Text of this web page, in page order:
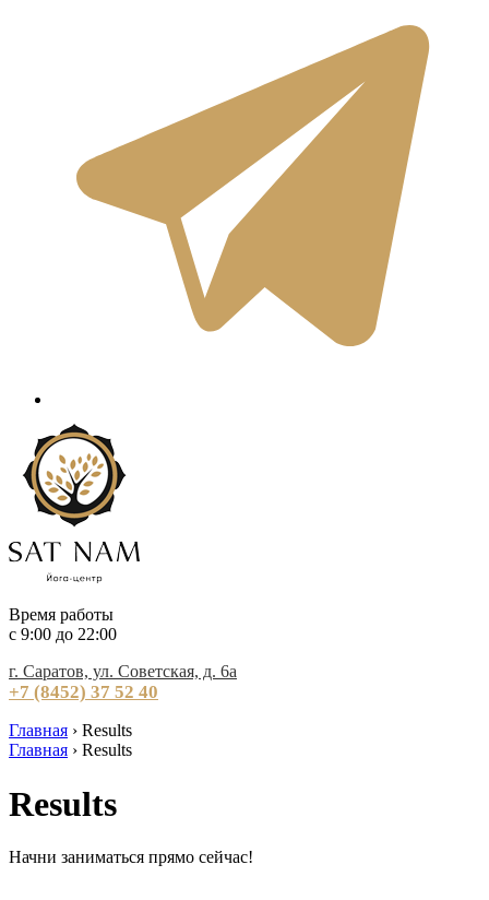
Время работы
c 9:00 до 22:00
г. Саратов, ул. Советская, д. 6а
+7 (8452) 37 52 40
Главная › Results
Главная › Results
Results
Начни заниматься прямо сейчас!